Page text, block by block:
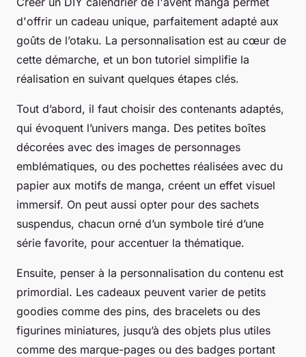
d'offrir un cadeau unique, parfaitement adapté aux
goûts de l’otaku. La personnalisation est au cœur de
cette démarche, et un bon tutoriel simplifie la
réalisation en suivant quelques étapes clés.
Tout d’abord, il faut choisir des contenants adaptés,
qui évoquent l’univers manga. Des petites boîtes
décorées avec des images de personnages
emblématiques, ou des pochettes réalisées avec du
papier aux motifs de manga, créent un effet visuel
immersif. On peut aussi opter pour des sachets
suspendus, chacun orné d’un symbole tiré d’une
série favorite, pour accentuer la thématique.
Ensuite, penser à la personnalisation du contenu est
primordial. Les cadeaux peuvent varier de petits
goodies comme des pins, des bracelets ou des
figurines miniatures, jusqu’à des objets plus utiles
comme des marque-pages ou des badges portant